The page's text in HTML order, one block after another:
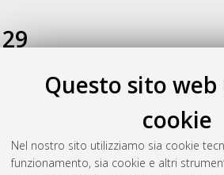
Questo sito
cookie
Nel nostro sito utilizziamo sia cookie
funzionamento, sia cookie e altri
29
Farioli, Andrea(2016)Malattie
dei servizi di emergenza. Fattori di
professionali, impatto e strategie
thesis], Alma Mater Studiorum
Dottorato di ricerca inScienze
29 Ciclo. DOI 10.6092/unibo/